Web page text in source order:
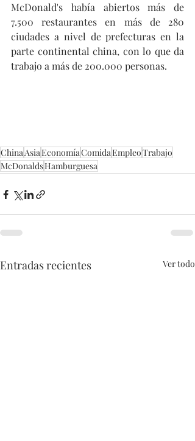
McDonald's había abiertos más de
7.500 restaurantes en más de 280
ciudades a nivel de prefecturas en la
parte continental china, con lo que da
trabajo a más de 200.000 personas.
ChinaAsiaEconomíaComidaEmpleoTrabajo
McDonaldsHamburguesa
Entradas recientes Ver todo